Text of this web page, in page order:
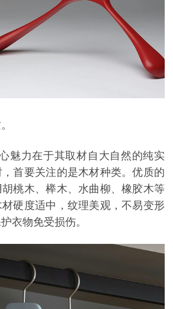
魅力在于其取材自大自然的纯实
首要关注的是木材种类。优质的
桃木、榉木、水曲柳、橡胶木等
硬度适中，纹理美观，不易变形
衣物免受损伤。